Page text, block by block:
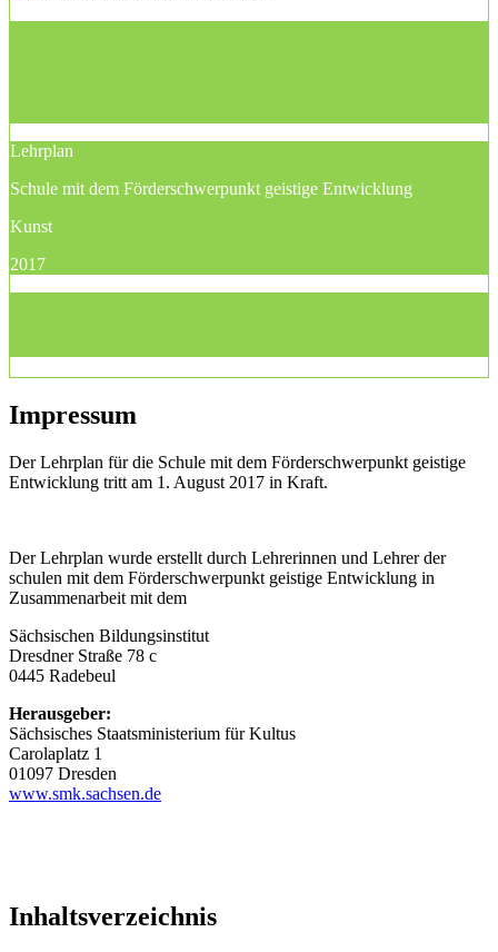
Lehrplan
Schule mit dem Förderschwerpunkt geistige Entwicklung
Kunst
2017
Impressum
Der Lehrplan für die Schule mit dem Förderschwerpunkt geistige
Entwicklung tritt am 1. August 2017 in Kraft.
Der Lehrplan wurde erstellt durch Lehrerinnen und Lehrer der
schulen mit dem Förderschwerpunkt geistige Entwicklung in
Zusammenarbeit mit dem
Sächsischen Bildungsinstitut
Dresdner Straße 78 c
0445 Radebeul
Herausgeber:
Sächsisches Staatsministerium für Kultus
Carolaplatz 1
01097 Dresden
www.smk.sachsen.de
Inhaltsverzeichnis